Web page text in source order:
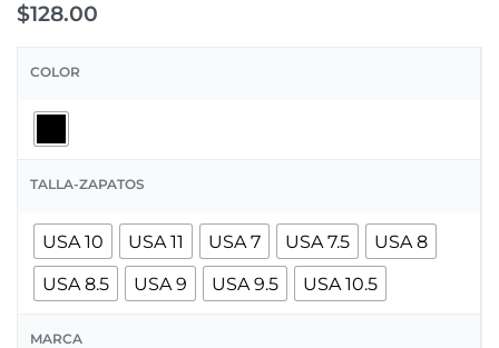
$128.00
COLOR
TALLA-ZAPATOS
USA 10 USA 11 USA 7 USA 7.5
USA 8
USA 8.5
USA 9 USA 9.5 USA 10.5
MARCA